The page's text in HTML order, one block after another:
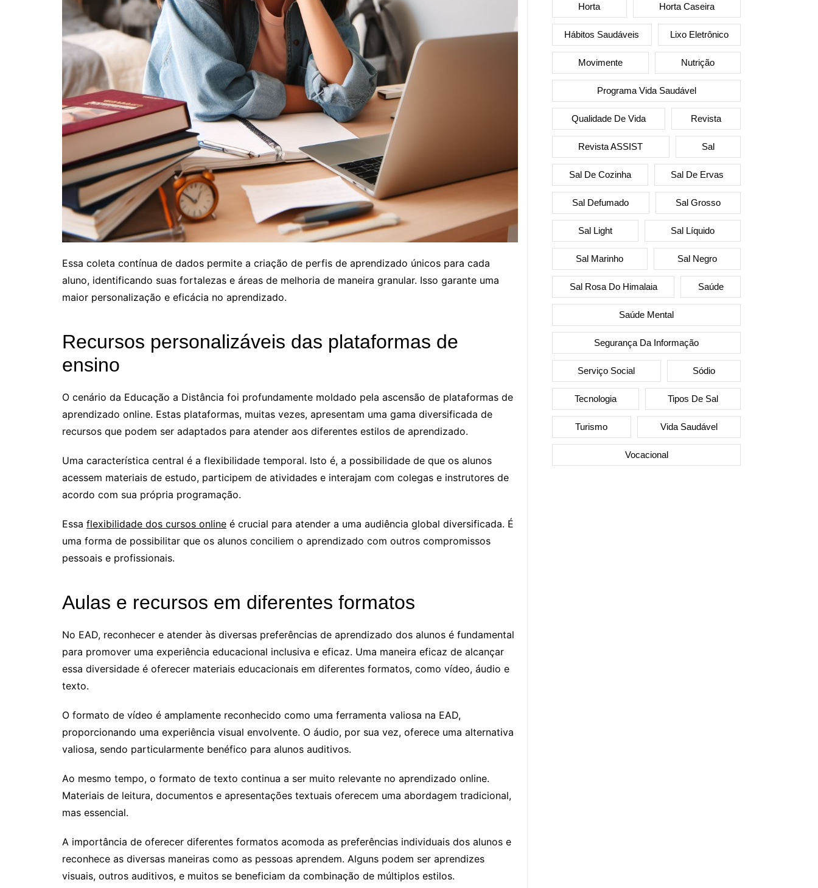
Essa coleta contínua de dados permite a criação de perfis de aprendizado únicos para cada
aluno, identificando suas fortalezas e áreas de melhoria de maneira granular. Isso garante uma
maior personalização e eficácia no aprendizado.
Recursos personalizáveis das plataformas de
ensino
O cenário da Educação a Distância foi profundamente moldado pela ascensão de plataformas de
aprendizado online. Estas plataformas, muitas vezes, apresentam uma gama diversificada de
recursos que podem ser adaptados para atender aos diferentes estilos de aprendizado.
Uma característica central é a flexibilidade temporal. Isto é, a possibilidade de que os alunos
acessem materiais de estudo, participem de atividades e interajam com colegas e instrutores de
acordo com sua própria programação.
Essa flexibilidade dos cursos online é crucial para atender a uma audiência global diversificada. É
uma forma de possibilitar que os alunos conciliem o aprendizado com outros compromissos
pessoais e profissionais.
Aulas e recursos em diferentes formatos
No EAD, reconhecer e atender às diversas preferências de aprendizado dos alunos é fundamental
para promover uma experiência educacional inclusiva e eficaz. Uma maneira eficaz de alcançar
essa diversidade é oferecer materiais educacionais em diferentes formatos, como vídeo, áudio e
texto.
O formato de vídeo é amplamente reconhecido como uma ferramenta valiosa na EAD,
proporcionando uma experiência visual envolvente. O áudio, por sua vez, oferece uma alternativa
valiosa, sendo particularmente benéfico para alunos auditivos.
Ao mesmo tempo, o formato de texto continua a ser muito relevante no aprendizado online.
Materiais de leitura, documentos e apresentações textuais oferecem uma abordagem tradicional,
mas essencial.
A importância de oferecer diferentes formatos acomoda as preferências individuais dos alunos e
reconhece as diversas maneiras como as pessoas aprendem. Alguns podem ser aprendizes
visuais, outros auditivos, e muitos se beneficiam da combinação de múltiplos estilos.
Horta Horta Caseira
Hábitos Saudáveis Lixo Eletrônico
Movimente Nutrição
Programa Vida Saudável
Qualidade De Vida Revista
Revista ASSIST Sal
Sal De Cozinha Sal De Ervas
Sal Defumado Sal Grosso
Sal Light Sal Líquido
Sal Marinho Sal Negro
Sal Rosa Do Himalaia Saúde
Saúde Mental
Segurança Da Informação
Serviço Social Sódio
Tecnologia Tipos De Sal
Turismo Vida Saudável
Vocacional